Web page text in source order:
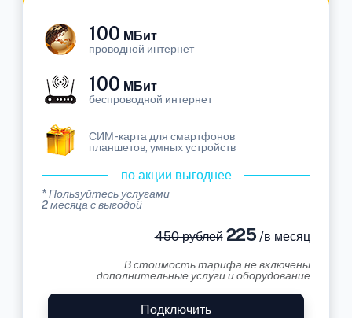
100 МБит
проводной интернет
100 МБит
беспроводной интернет
СИМ-карта для смартфонов
планшетов, умных устройств
по акции выгоднее
* Пользуйтесь услугами
2 месяца с выгодой
450 рублей225 /в месяц
В стоимость тарифа не включены
дополнительные услуги и оборудование
Подключить